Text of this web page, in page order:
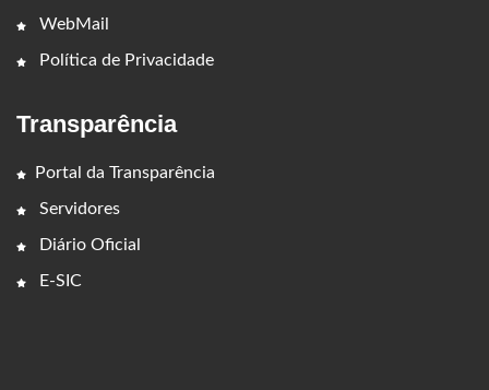
WebMail
Política de Privacidade
Transparência
Portal da Transparência
Servidores
Diário Oficial
E-SIC